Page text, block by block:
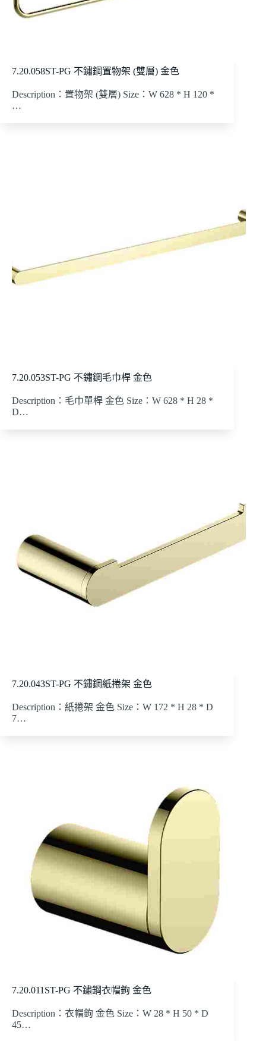
7.20.058ST-PG 不鏽鋼置物架 (雙層) 金色
Description：置物架 (雙層) Size：W 628 * H 120 *
…
7.20.053ST-PG 不鏽鋼毛巾桿 金色
Description：毛巾單桿 金色 Size：W 628 * H 28 *
D…
7.20.043ST-PG 不鏽鋼紙捲架 金色
Description：紙捲架 金色 Size：W 172 * H 28 * D
7…
7.20.011ST-PG 不鏽鋼衣帽鉤 金色
Description：衣帽鉤 金色 Size：W 28 * H 50 * D
45…